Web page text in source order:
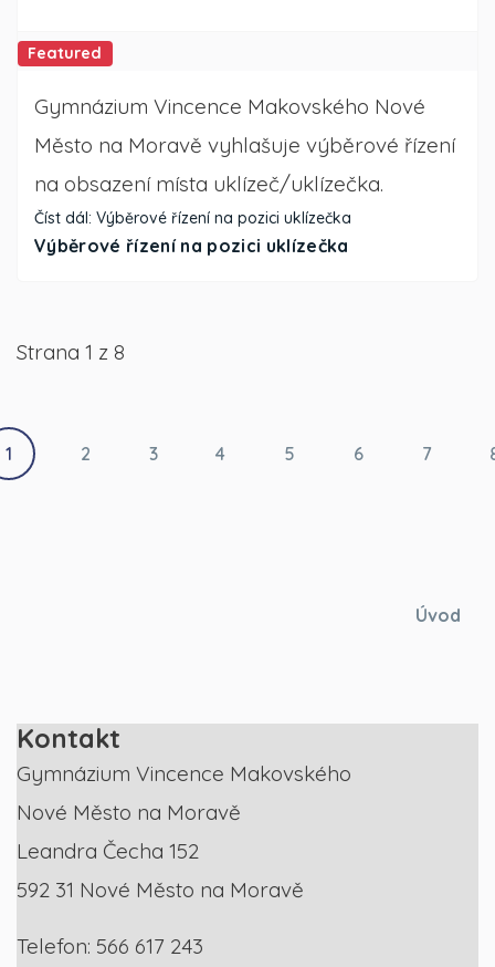
Featured
Výběrové řízení na pozici uklízečka
Gymnázium Vincence Makovského Nové
Město na Moravě vyhlašuje výběrové řízení
na obsazení místa uklízeč/uklízečka.
Číst dál: Výběrové řízení na pozici uklízečka
Strana 1 z 8
1 2 3 4 5 6 7
Úvod
Kontakt
Gymnázium Vincence Makovského
Nové Město na Moravě
Leandra Čecha 152
592 31 Nové Město na Moravě
Telefon: 566 617 243